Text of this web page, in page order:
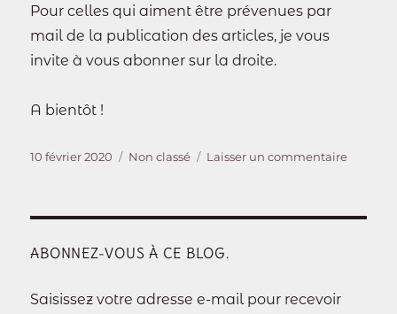
Pour celles qui aiment être prévenues par
mail de la publication des articles, je vous
invite à vous abonner sur la droite.
A bientôt !
Publié
10 février 2020 Catégories
Non classé Laisser un commentairesur
ABONNEZ-VOUS À CE BLOG.
Saisissez votre adresse e-mail pour recevoir